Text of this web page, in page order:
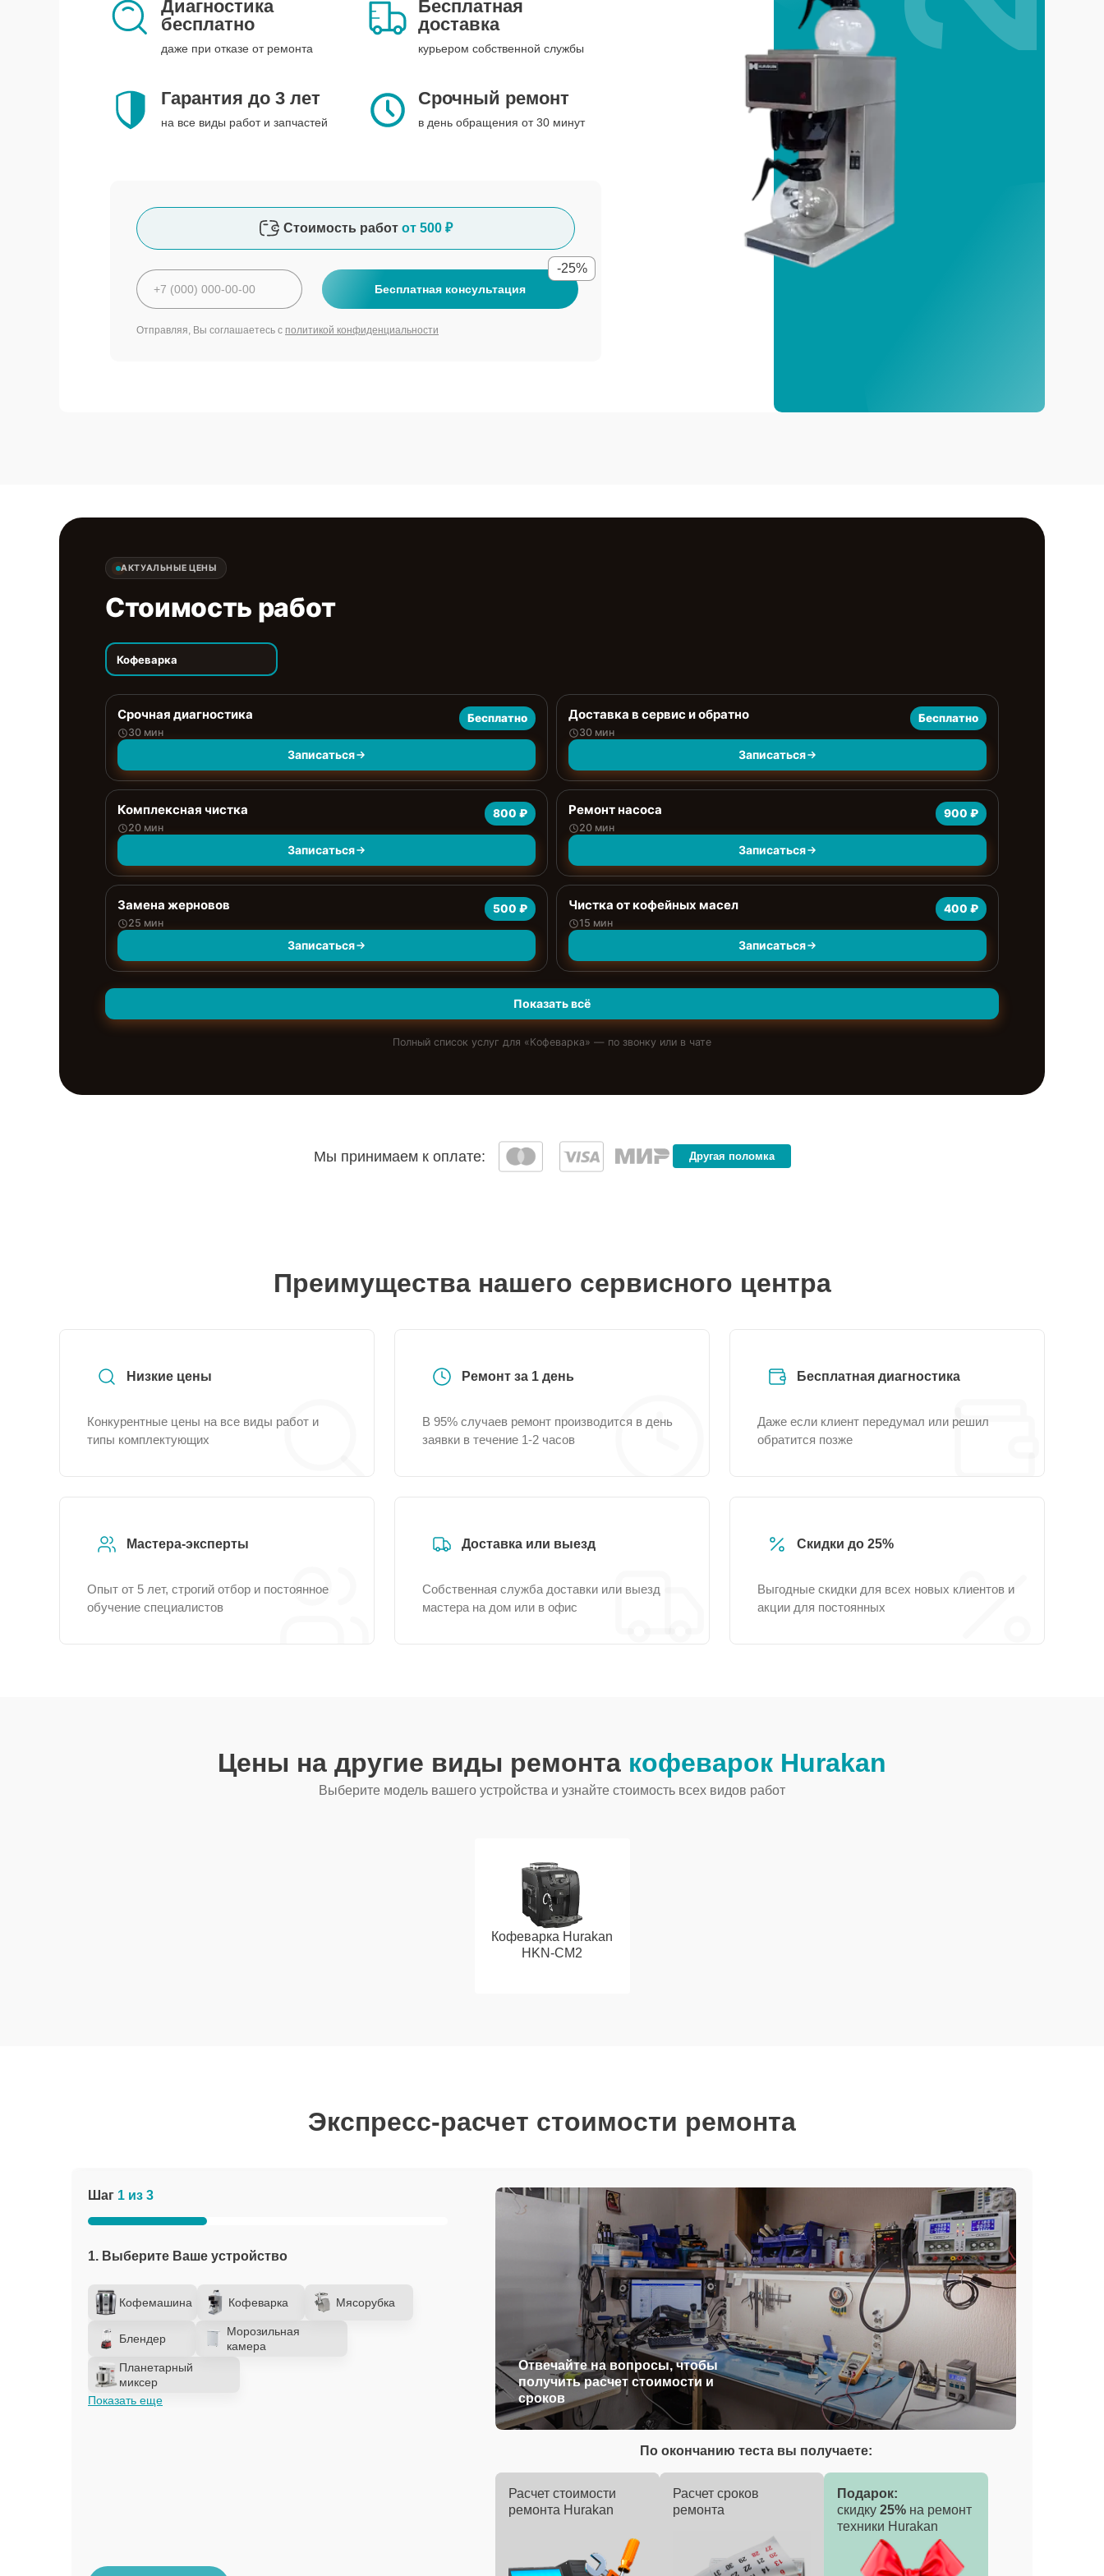
Диагностика
бесплатно
даже при отказе от ремонта
Бесплатная
доставка
курьером собственной службы
Гарантия до 3 лет
на все виды работ и запчастей
Срочный ремонт
в день обращения от 30 минут
Стоимость работ от 500 ₽
Бесплатная консультация
-25%
Отправляя, Вы соглашаетесь с политикой конфиденциальности
АКТУАЛЬНЫЕ ЦЕНЫ
Стоимость работ
Кофеварка
Срочная диагностика
30 мин
Бесплатно
Записаться
Доставка в сервис и обратно
30 мин
Бесплатно
Записаться
Комплексная чистка
20 мин
800 ₽
Записаться
Ремонт насоса
20 мин
900 ₽
Записаться
Замена жерновов
25 мин
500 ₽
Записаться
Чистка от кофейных масел
15 мин
400 ₽
Записаться
Показать всё
Полный список услуг для «Кофеварка» — по звонку или в чате
Мы принимаем к оплате: Другая поломка
Преимущества нашего сервисного центра
Низкие цены
Конкурентные цены на все виды работ и
типы комплектующих
Ремонт за 1 день
В 95% случаев ремонт производится в день
заявки в течение 1-2 часов
Бесплатная диагностика
Даже если клиент передумал или решил
обратится позже
Мастера-эксперты
Опыт от 5 лет, строгий отбор и постоянное
обучение специалистов
Доставка или выезд
Собственная служба доставки или выезд
мастера на дом или в офис
Скидки до 25%
Выгодные скидки для всех новых клиентов и
акции для постоянных
Цены на другие виды ремонта кофеварок Hurakan
Выберите модель вашего устройства и узнайте стоимость всех видов работ
Кофеварка Hurakan
HKN-CM2
Экспресс-расчет стоимости ремонта
Шаг 1 из 3
1. Выберите Ваше устройство
Кофемашина Кофеварка Мясорубка
Блендер
Морозильная
камера
Планетарный
миксер
Показать еще
Отвечайте на вопросы, чтобы
получить расчет стоимости и
сроков
По окончанию теста вы получаете:
Расчет стоимости
ремонта Hurakan
Расчет сроков
ремонта
Подарок:
скидку 25% на ремонт
техники Hurakan